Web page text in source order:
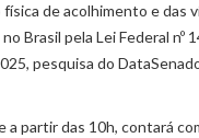
de acolhimento e das
Brasil pela Lei Federal
pesquisa do
partir das 10h, contará